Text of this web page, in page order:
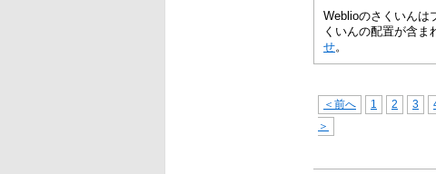
Weblioのさくいんは
くいんの配置が含ま
せ。
＜前へ 1 2 3
＞